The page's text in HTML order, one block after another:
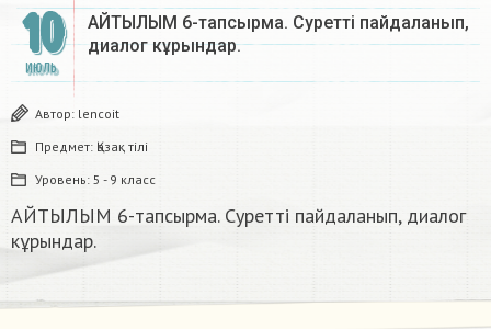
10
ИЮЛЬ
АЙТЫЛЫМ 6-тапсырма. Суретті пайдаланып,
диалог кұрындар.​
Автор: lencoit
Предмет: Қазақ тiлi
Уровень: 5 - 9 класс
АЙТЫЛЫМ 6-тапсырма. Суретті пайдаланып, диалог
кұрындар.​